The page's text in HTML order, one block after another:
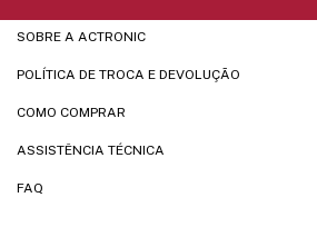
SOBRE A ACTRONIC
POLÍTICA DE TROCA E DEVOLUÇÃO
COMO COMPRAR
ASSISTÊNCIA TÉCNICA
FAQ